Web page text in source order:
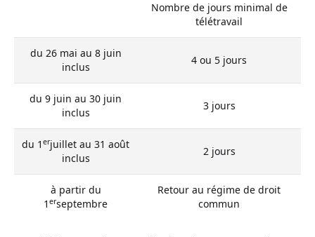
Nombre de jours minimal de
télétravail
du 26 mai au 8 juin
inclus
4 ou 5 jours
du 9 juin au 30 juin
inclus
3 jours
du 1 erjuillet au 31 août
inclus
2 jours
à partir du
1 erseptembre
Retour au régime de droit
commun